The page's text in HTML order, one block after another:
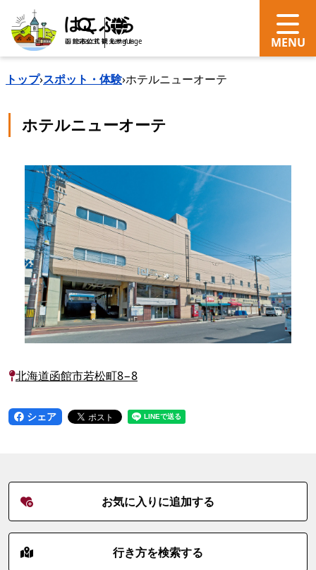
search Language
トップ›スポット・体験›ホテルニューオーテ
ホテルニューオーテ
北海道函館市若松町8−8
シェア
お気に入りに追加する
行き方を検索する